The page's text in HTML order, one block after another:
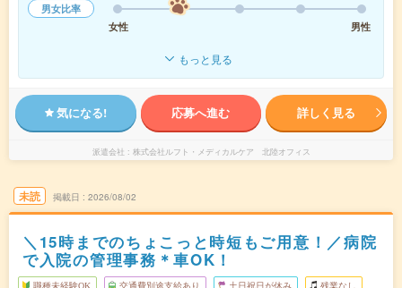
男女比率
女性
男性
もっと見る
気になる! 応募へ進む 詳しく見る
派遣会社 株式会社ルフト・メディカルケア 北陸オフィス
未読 掲載日 2026/08/02
＼15時までのちょこっと時短もご用意！／病院
で入院の管理事務＊車OK！
職種未経験OK 交通費別途支給あり 土日祝日が休み 残業なし